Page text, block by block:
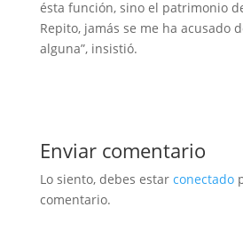
ésta función, sino el patrimonio
Repito, jamás se me ha acusado
alguna”, insistió.
Enviar comentario
Lo siento, debes estar conectado
comentario.